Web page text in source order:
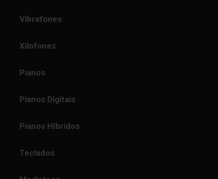
Vibrafones
Xilofones
Pianos
Pianos Digitais
Pianos Híbridos
Teclados